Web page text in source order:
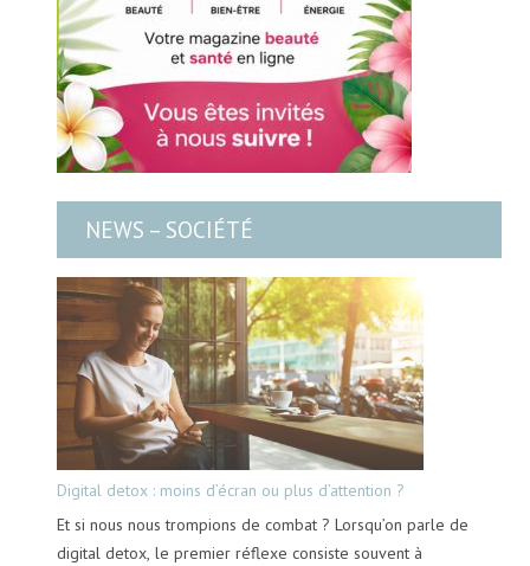
NEWS – SOCIÉTÉ
Digital detox : moins d’écran ou plus d’attention ?
Et si nous nous trompions de combat ? Lorsqu’on parle de
digital detox, le premier réflexe consiste souvent à